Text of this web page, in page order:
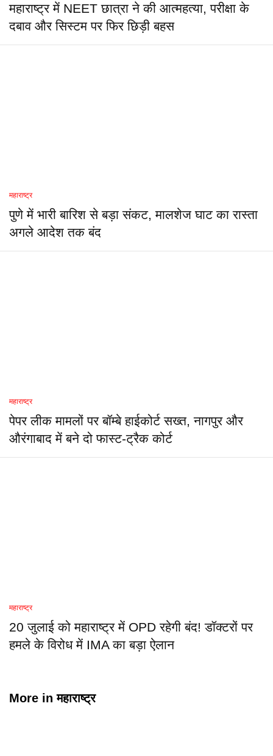
महाराष्ट्र में NEET छात्रा ने की आत्महत्या, परीक्षा के
दबाव और सिस्टम पर फिर छिड़ी बहस
महाराष्ट्र
पुणे में भारी बारिश से बड़ा संकट, मालशेज घाट का रास्ता
अगले आदेश तक बंद
महाराष्ट्र
पेपर लीक मामलों पर बॉम्बे हाईकोर्ट सख्त, नागपुर और
औरंगाबाद में बने दो फास्ट-ट्रैक कोर्ट
महाराष्ट्र
20 जुलाई को महाराष्ट्र में OPD रहेगी बंद! डॉक्टरों पर
हमले के विरोध में IMA का बड़ा ऐलान
More inमहाराष्ट्र